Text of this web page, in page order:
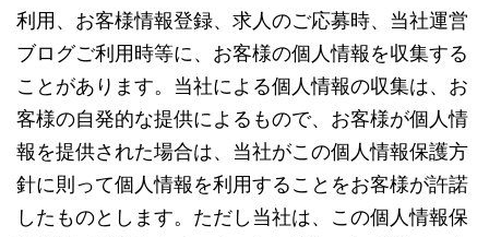
利用、お客様情報登録、求人のご応募時、当社運営
ブログご利用時等に、お客様の個人情報を収集する
ことがあります。当社による個人情報の収集は、お
客様の自発的な提供によるもので、お客様が個人情
報を提供された場合は、当社がこの個人情報保護方
針に則って個人情報を利用することをお客様が許諾
したものとします。ただし当社は、この個人情報保